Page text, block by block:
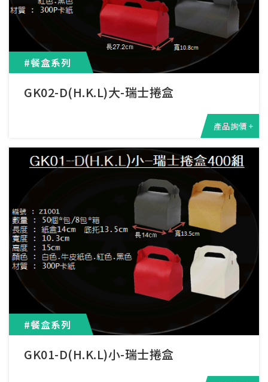
#餐盒系列
GK02-D(H.K.L)大-瑞士捲盒
產品詢價 +
#餐盒系列
GK01-D(H.K.L)小-瑞士捲盒